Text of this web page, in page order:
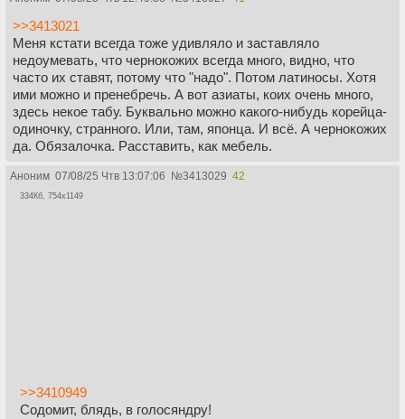
>>3413021
Меня кстати всегда тоже удивляло и заставляло
недоумевать, что чернокожих всегда много, видно, что
часто их ставят, потому что "надо". Потом латиносы. Хотя
ими можно и пренебречь. А вот азиаты, коих очень много,
здесь некое табу. Буквально можно какого-нибудь корейца-
одиночку, странного. Или, там, японца. И всë. А чернокожих
да. Обязалочка. Расставить, как мебель.
Аноним 07/08/25 Чтв 13:07:06 №3413029 42
334Кб, 754x1149
>>3410949
Содомит, блядь, в голосяндру!